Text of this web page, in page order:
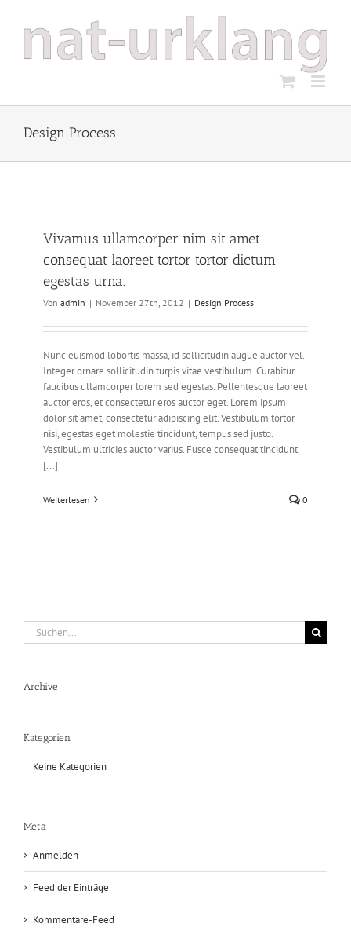
springen
Design Process
Vivamus ullamcorper nim sit amet
consequat laoreet tortor tortor dictum
egestas urna.
Von admin | November 27th, 2012 | Design Process
Nunc euismod lobortis massa, id sollicitudin augue auctor vel.
Integer ornare sollicitudin turpis vitae vestibulum. Curabitur
faucibus ullamcorper lorem sed egestas. Pellentesque laoreet
auctor eros, et consectetur eros auctor eget. Lorem ipsum
dolor sit amet, consectetur adipiscing elit. Vestibulum tortor
nisi, egestas eget molestie tincidunt, tempus sed justo.
Vestibulum ultricies auctor varius. Fusce consequat tincidunt
[...]
Weiterlesen 0
Suche
nach:
Archive
Kategorien
Keine Kategorien
Meta
Anmelden
Feed der Einträge
Kommentare-Feed